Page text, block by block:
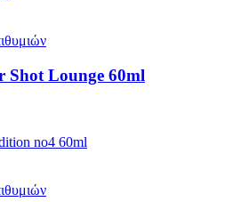
Shot Lounge 60ml